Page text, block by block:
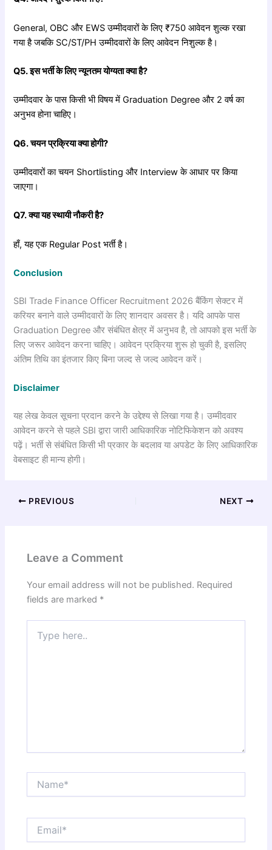
General, OBC और EWS उम्मीदवारों के लिए ₹750 आवेदन शुल्क रखा
गया है जबकि SC/ST/PH उम्मीदवारों के लिए आवेदन निशुल्क है।
Q5.इसभर्तीकेलिएन्यूनतमयोग्यताक्याहै?
उम्मीदवार के पास किसी भी विषय में Graduation Degree और 2 वर्ष का
अनुभव होना चाहिए।
Q6.चयनप्रक्रियाक्याहोगी?
उम्मीदवारों का चयन Shortlisting और Interview के आधार पर किया
जाएगा।
Q7.क्यायहस्थायीनौकरीहै?
हाँ, यह एक Regular Post भर्ती है।
Conclusion
SBI Trade Finance Officer Recruitment 2026 बैंकिंग सेक्टर में
करियर बनाने वाले उम्मीदवारों के लिए शानदार अवसर है। यदि आपके पास
Graduation Degree और संबंधित क्षेत्र में अनुभव है, तो आपको इस भर्ती के
लिए जरूर आवेदन करना चाहिए। आवेदन प्रक्रिया शुरू हो चुकी है, इसलिए
अंतिम तिथि का इंतजार किए बिना जल्द से जल्द आवेदन करें।
Disclaimer
यह लेख केवल सूचना प्रदान करने के उद्देश्य से लिखा गया है। उम्मीदवार
आवेदन करने से पहले SBI द्वारा जारी आधिकारिक नोटिफिकेशन को अवश्य
पढ़ें। भर्ती से संबंधित किसी भी प्रकार के बदलाव या अपडेट के लिए आधिकारिक
वेबसाइट ही मान्य होगी।
PREVIOUS NEXT
Leave a Comment
Your email address will not be published. Required
fields are marked *
here..